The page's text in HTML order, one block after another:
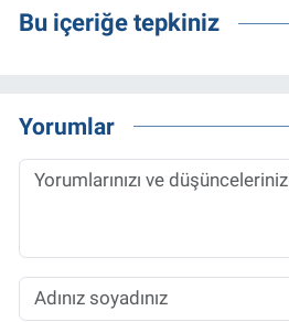
Bu içeriğe tepkiniz
Yorumlar